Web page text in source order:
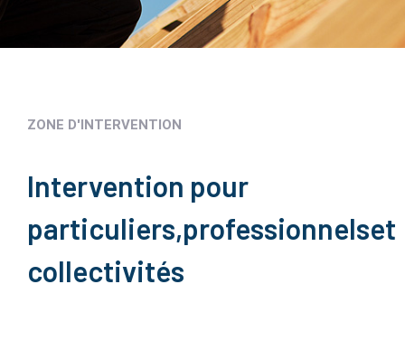
ZONE D'INTERVENTION
Intervention pour
particuliers,professionnelset
collectivités